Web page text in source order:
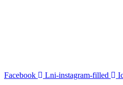
Facebook Lni-instagram-filled